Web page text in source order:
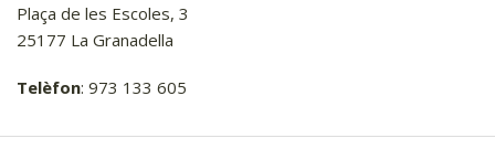
Tanatori
Gestió de l'aigua
Registre Civil
Plaça de les Escoles, 3
25177 La Granadella
Telèfon: 973 133 605